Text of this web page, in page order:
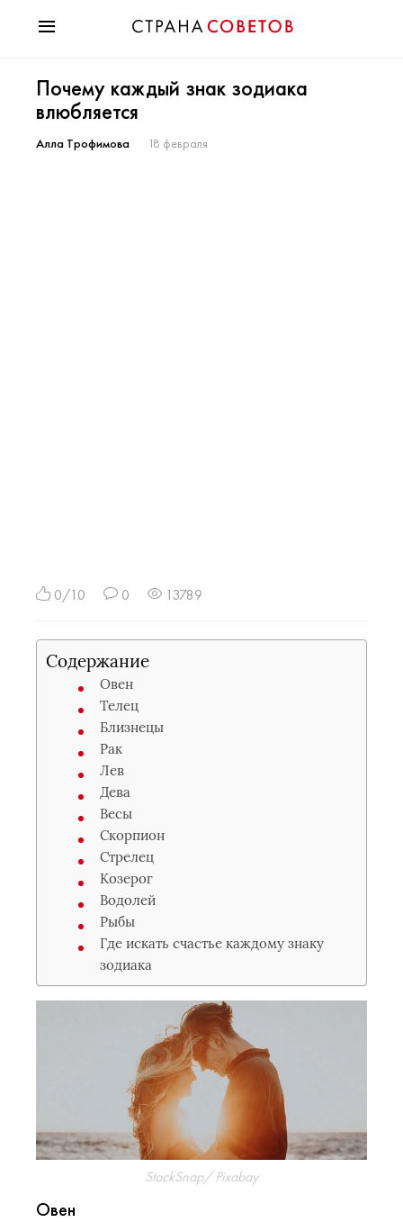
Мода
Звезды
Гороскопы
Почему каждый знак зодиака
влюбляется
Алла Трофимова 18 февраля
0/10 0 13789
Содержание
Овен
Телец
Близнецы
Рак
Лев
Дева
Весы
Скорпион
Стрелец
Козерог
Водолей
Рыбы
Где искать счастье каждому знаку
зодиака
StockSnap/ Pixabay
Овен